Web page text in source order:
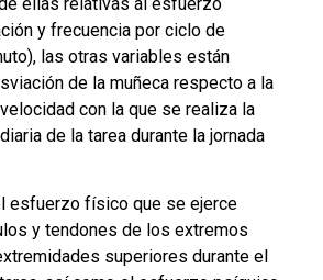
y frecuencia por ciclo de
las otras variables están
de la muñeca respecto a la
con la que se realiza la
de la tarea durante la jornada
esfuerzo físico que se ejerce
y tendones de los extremos
superiores durante el